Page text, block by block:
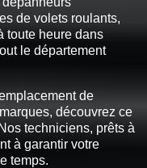
de volets roulants,
toute heure dans
le département
de
découvrez ce
techniciens, prêts à
à garantir votre
temps.